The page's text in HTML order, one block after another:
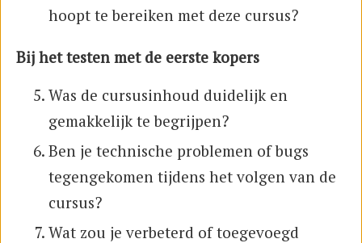
hoopt te bereiken met deze cursus?
Bij het testen met de eerste kopers
Was de cursusinhoud duidelijk en
gemakkelijk te begrijpen?
Ben je technische problemen of bugs
tegengekomen tijdens het volgen van de
cursus?
Wat zou je verbeterd of toegevoegd